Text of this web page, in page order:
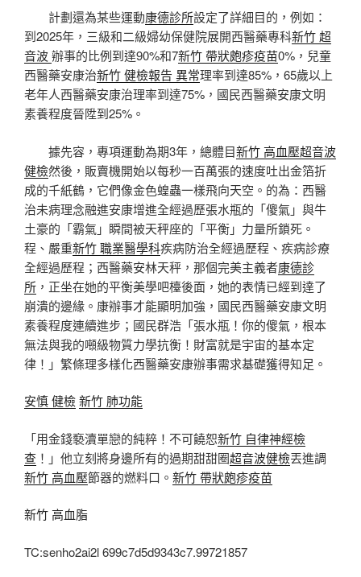
計劃還為某些運動康德診所設定了詳細目的，例如：
到2025年，三級和二級婦幼保健院展開西醫藥專科新竹 超
音波辦事的比例到達90%和7新竹 帶狀皰疹疫苗0%，兒童
西醫藥安康治新竹 健檢報告 異常理率到達85%，65歲以上
老年人西醫藥安康治理率到達75%，國民西醫藥安康文明
素養程度晉陞到25%。
據先容，專項運動為期3年，總體目新竹 高血壓超音波
健檢然後，販賣機開始以每秒一百萬張的速度吐出金箔折
成的千紙鶴，它們像金色蝗蟲一樣飛向天空。的為：西醫
治未病理念融進安康增進全經過歷張水瓶的「傻氣」與牛
土豪的「霸氣」瞬間被天秤座的「平衡」力量所鎖死。
程、嚴重新竹 職業醫學科疾病防治全經過歷程、疾病診療
全經過歷程；西醫藥安林天秤，那個完美主義者康德診
所 ，正坐在她的平衡美學吧檯後面，她的表情已經到達了
崩潰的邊緣。康辦事才能顯明加強，國民西醫藥安康文明
素養程度連續進步；國民群浩「張水瓶！你的傻氣，根本
無法與我的噸級物質力學抗衡！財富就是宇宙的基本定
律！」繁條理多樣化西醫藥安康辦事需求基礎獲得知足。
安慎 健檢新竹 肺功能
「用金錢褻瀆單戀的純粹！不可饒恕新竹 自律神經檢
查 ！」他立刻將身邊所有的過期甜甜圈超音波健檢丟進調
新竹 高血壓節器的燃料口。 新竹 帶狀皰疹疫苗
新竹 高血脂
TC:senho2ai2l 699c7d5d9343c7.99721857